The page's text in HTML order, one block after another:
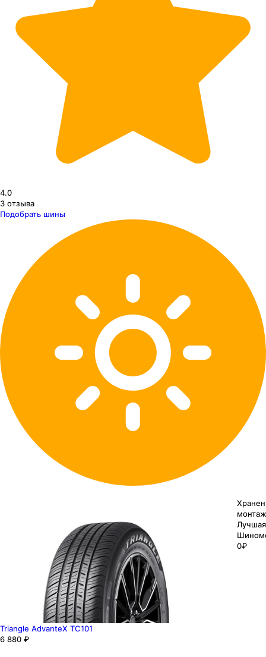
4.0
3 отзыва
Подобрать шины
0₽
Triangle AdvanteX TC101
6 880 ₽